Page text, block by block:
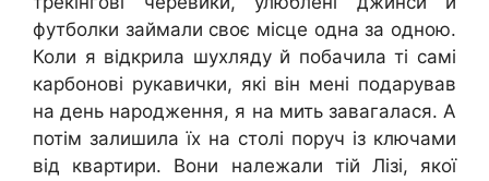
футболки займали своє місце одна за одною.
Коли я відкрила шухляду й побачила ті самі
карбонові рукавички, які він мені подарував
на день народження, я на мить завагалася. А
потім залишила їх на столі поруч із ключами
від квартири. Вони належали тій Лізі, якої